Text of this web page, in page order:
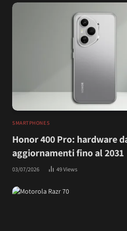
SMARTPHONES
Honor 400 Pro: hardware
aggiornamenti fino al 2031
03/07/2026 49Views